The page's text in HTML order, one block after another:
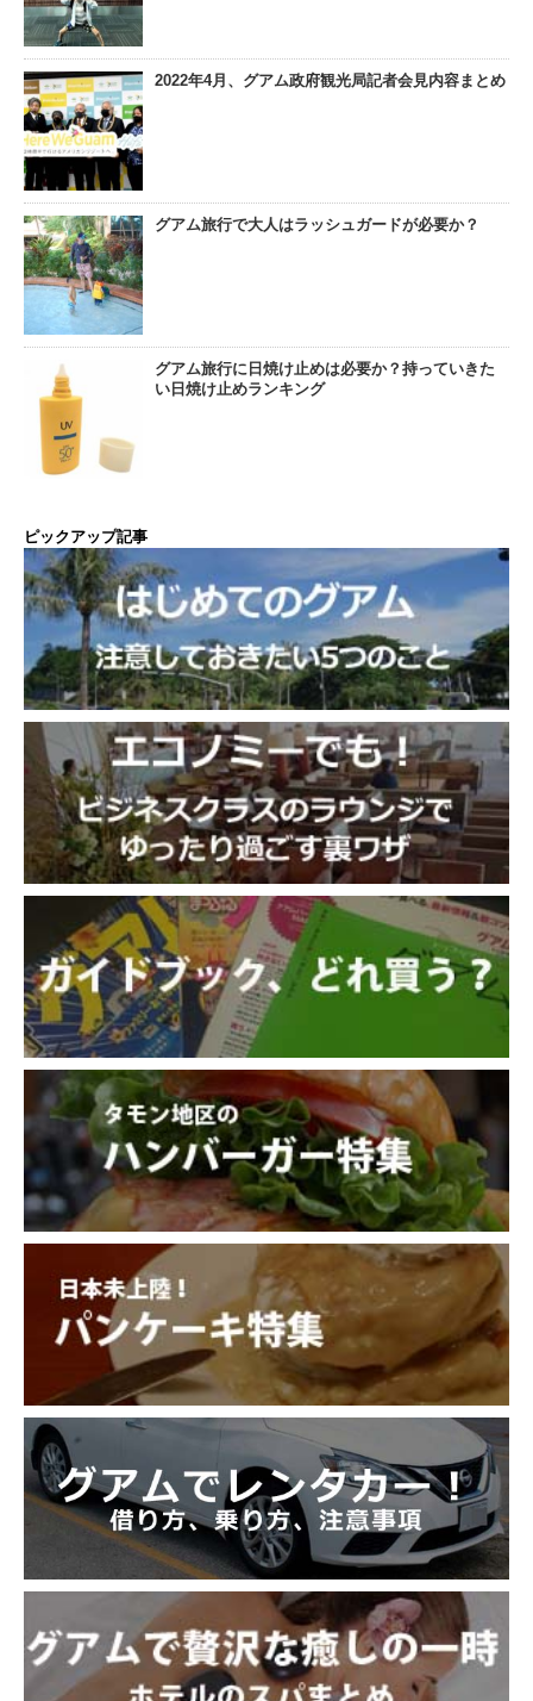
2022年4月、グアム政府観光局記者会見内容まとめ
グアム旅行で大人はラッシュガードが必要か？
グアム旅行に日焼け止めは必要か？持っていきた
い日焼け止めランキング
ピックアップ記事